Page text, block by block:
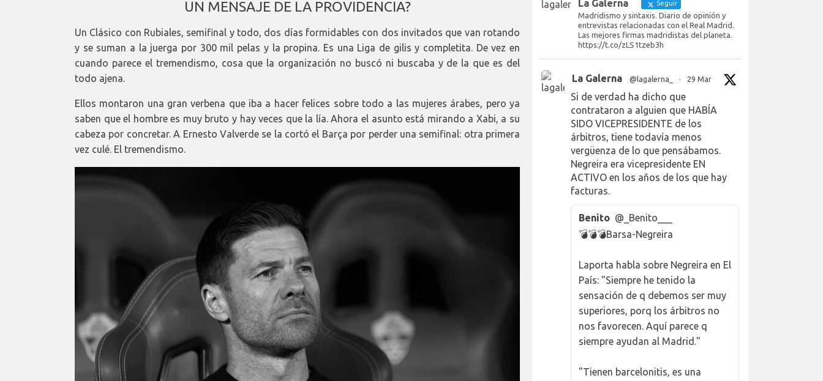
UN MENSAJE DE LA PROVIDENCIA?
Un Clásico con Rubiales, semifinal y todo, dos días formidables con dos invitados que van rotando
y se suman a la juerga por 300 mil pelas y la propina. Es una Liga de gilis y completita. De vez en
cuando parece el tremendismo, cosa que la organización no buscó ni buscaba y de la que es del
todo ajena.
Ellos montaron una gran verbena que iba a hacer felices sobre todo a las mujeres árabes, pero ya
saben que el hombre es muy bruto y hay veces que la lía. Ahora el asunto está mirando a Xabi, a su
cabeza por concretar. A Ernesto Valverde se la cortó el Barça por perder una semifinal: otra primera
vez culé. El tremendismo.
La Galerna Seguir
Madridismo y sintaxis. Diario de opinión y
entrevistas relacionadas con el Real Madrid.
Las mejores firmas madridistas del planeta.
https://t.co/zLS1tzeb3h
La Galerna @lagalerna_ · 29 Mar
Si de verdad ha dicho que
contrataron a alguien que HABÍA
SIDO VICEPRESIDENTE de los
árbitros, tiene todavía menos
vergüenza de lo que pensábamos.
Negreira era vicepresidente EN
ACTIVO en los años de los que hay
facturas.
Benito @_Benito___
💣💣💣Barsa-Negreira
Laporta habla sobre Negreira en El
País: "Siempre he tenido la
sensación de q debemos ser muy
superiores, porq los árbitros no
nos favorecen. Aquí parece q
siempre ayudan al Madrid."
"Tienen barcelonitis, es una